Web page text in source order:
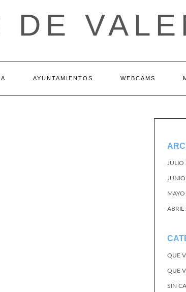
DE
AYUNTAMIENTOS WEBCAMS
ABRIL
QUE
QUE
SIN